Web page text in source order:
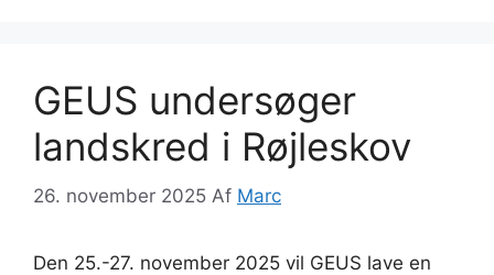
GEUS undersøger
landskred i Røjleskov
26. november 2025 Af Marc
Den 25.-27. november 2025 vil GEUS lave en